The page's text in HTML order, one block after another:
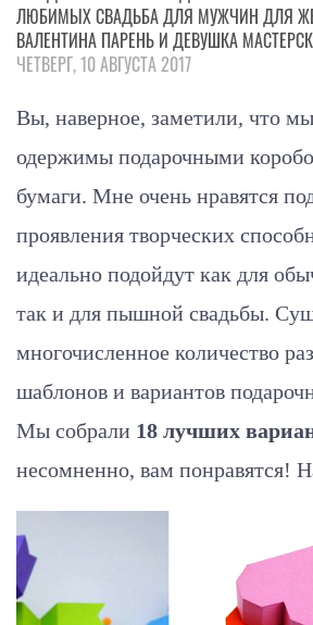
ЛЮБИМЫХСВАДЬБАДЛЯ МУЖЧИН ДЛЯ
ВАЛЕНТИНА ПАРЕНЬ И ДЕВУШКА
ЧЕТВЕРГ, 10 АВГУСТА 2017
Вы, наверное, заметили, что
одержимы подарочными
бумаги. Мне очень нравятся
проявления творческих
идеально подойдут как для
так и для пышной свадьбы.
многочисленное количество
шаблонов и вариантов
Мы собрали 18 лучших
несомненно, вам понравятся!